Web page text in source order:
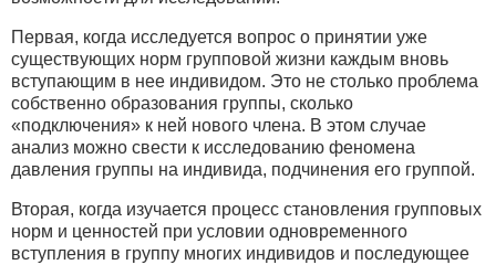
Первая, когда исследуется вопрос о принятии уже
существующих норм групповой жизни каждым вновь
вступающим в нее индивидом. Это не столько проблема
собственно образования группы, сколько
«подключения» к ней нового члена. В этом случае
анализ можно свести к исследованию феномена
давления группы на индивида, подчинения его группой.
Вторая, когда изучается процесс становления групповых
норм и ценностей при условии одновременного
вступления в группу многих индивидов и последующее